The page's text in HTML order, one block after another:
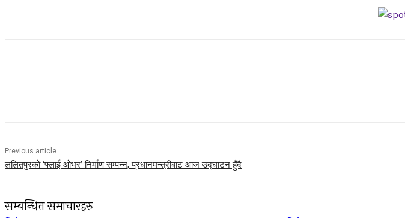
Previous article
ललितपुरको ‘फ्लाई ओभर’ निर्माण सम्पन्न, प्रधानमन्त्रीबाट आज उद्घाटन हुँदै
सम्बन्धित समाचारहरु